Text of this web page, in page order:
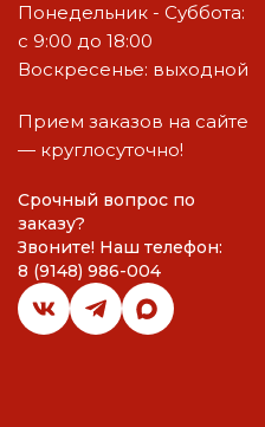
Понедельник - Суббота:
с 9:00 до 18:00
Воскресенье: выходной
Прием заказов на сайте
— круглосуточно!
Срочный вопрос по
заказу?
Звоните! Наш телефон:
8 (9148) 986-004